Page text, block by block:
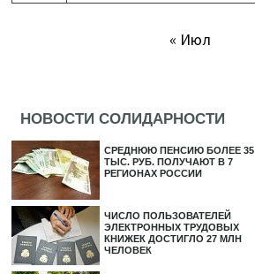
« Июл
НОВОСТИ СОЛИДАРНОСТИ
СРЕДНЮЮ ПЕНСИЮ БОЛЕЕ 35
ТЫС. РУБ. ПОЛУЧАЮТ В 7
РЕГИОНАХ РОССИИ
ЧИСЛО ПОЛЬЗОВАТЕЛЕЙ
ЭЛЕКТРОННЫХ ТРУДОВЫХ
КНИЖЕК ДОСТИГЛО 27 МЛН
ЧЕЛОВЕК